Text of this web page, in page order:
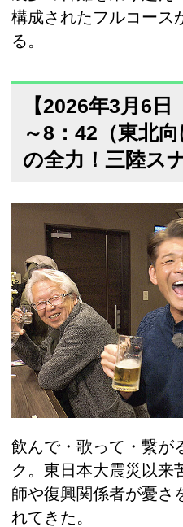
構成されたフルコース
る。
【2026年3月6
～8：42（東北
の全力！三陸ス
飲んで・歌って・繋が
ク。東日本大震災以来
師や復興関係者が憂さ
れてきた。